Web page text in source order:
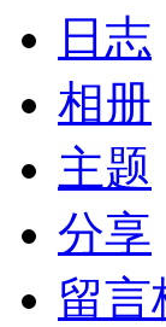
日志
相册
主题
分享
留言